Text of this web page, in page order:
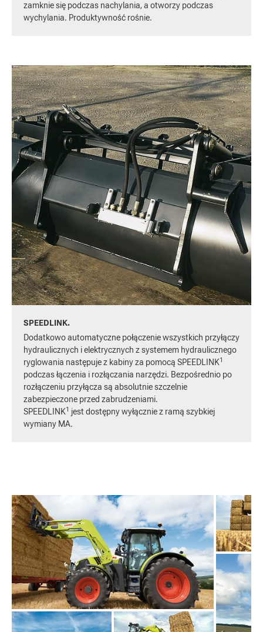
zamknie się podczas nachylania, a otworzy podczas
wychylania. Produktywność rośnie.
SPEEDLINK.
Dodatkowo automatyczne połączenie wszystkich przyłączy
hydraulicznych i elektrycznych z systemem hydraulicznego
ryglowania następuje z kabiny za pomocą SPEEDLINK1
podczas łączenia i rozłączania narzędzi. Bezpośrednio po
rozłączeniu przyłącza są absolutnie szczelnie
zabezpieczone przed zabrudzeniami.
SPEEDLINK1 jest dostępny wyłącznie z ramą szybkiej
wymiany MA.